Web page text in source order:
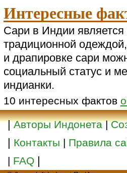
Интересные
Сари в Индии является
традиционной
и драпировке сари
социальный статус и
индианки.
10 интересных фактов
|Авторы Индонета|
Контакты Правила
FAQ